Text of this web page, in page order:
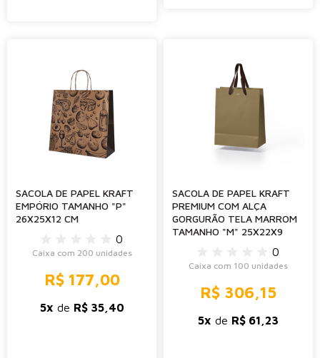
SACOLA DE PAPEL KRAFT
EMPÓRIO TAMANHO "P"
26X25X12 CM
0
Caixa com 200 unidades
R$ 177,00
5x de R$ 35,40
SACOLA DE PAPEL KRAFT
PREMIUM COM ALÇA
GORGURÃO TELA MARROM
TAMANHO "M" 25X22X9
0
Caixa com 100 unidades
R$ 306,15
5x de R$ 61,23